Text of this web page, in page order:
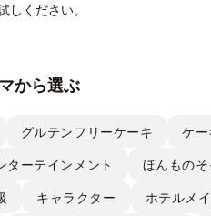
しください。
から選ぶ
グルテンフリーケーキ ケ
ターテインメント ほんもの
キャラクター ホテルメ